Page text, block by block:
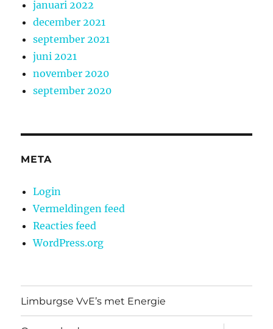
januari 2022
december 2021
september 2021
juni 2021
november 2020
september 2020
META
Login
Vermeldingen feed
Reacties feed
WordPress.org
Limburgse VvE’s met Energie